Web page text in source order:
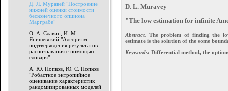
Д. Л. Муравей "Построение
нижней оценки стоимости
бесконечного опциона
Марграбе"
О. А. Славин, И. М.
Янишевский "Алгоритм
подтверждения результатов
распознавания с помощью
словаря"
А. Ю. Попков, Ю. С. Попков
"Робастное энтропийное
оценивание характеристик
рандомизированных моделей
D. L. Muravey
"The low estimation for infinite
Abstract. The problem of finding the
estimate is the solution of the some
Keywords: Differential method, the